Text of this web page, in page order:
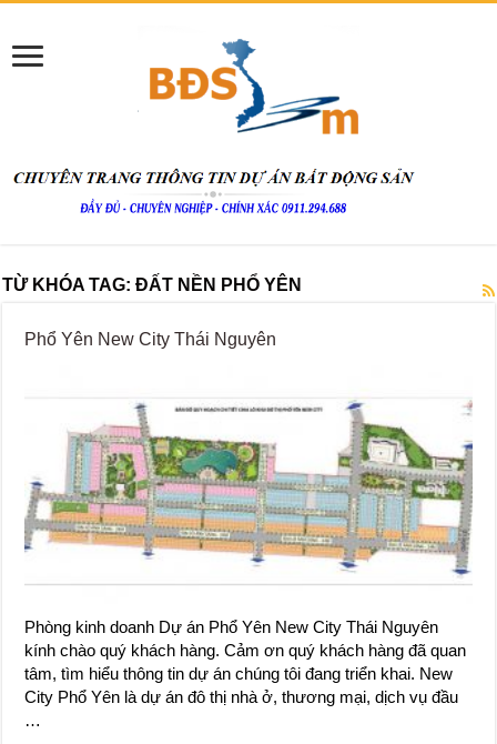
TỪ KHÓA TAG:ĐẤT NỀN PHỔ YÊN
Phổ Yên New City Thái Nguyên
Phòng kinh doanh Dự án Phổ Yên New City Thái Nguyên
kính chào quý khách hàng. Cảm ơn quý khách hàng đã quan
tâm, tìm hiểu thông tin dự án chúng tôi đang triển khai. New
City Phổ Yên là dự án đô thị nhà ở, thương mại, dịch vụ đầu
…